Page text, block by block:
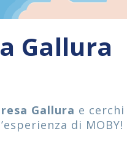
Gallura
Gallura e
di MOBY!